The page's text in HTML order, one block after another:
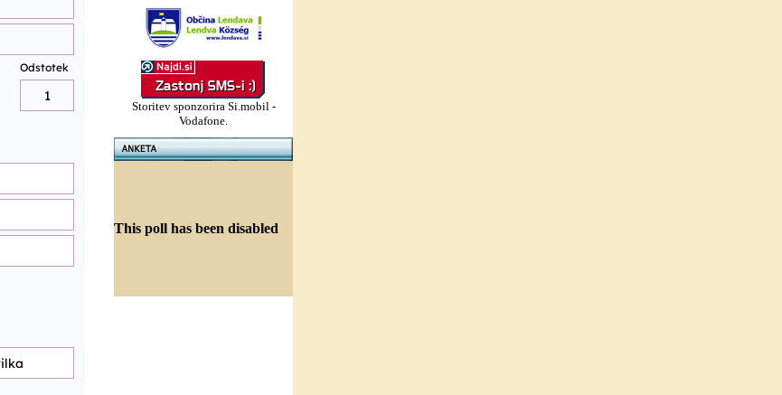
Storitev sponzorira Si.mobil -
Vodafone.
This poll has been disabled